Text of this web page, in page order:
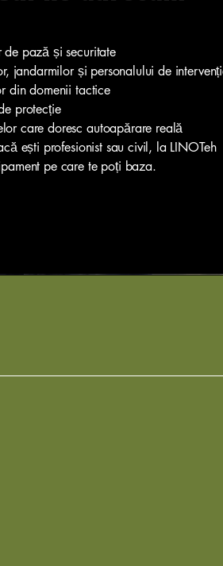
pază și securitate
jandarmilor și personalului de
din domenii tactice
protecție
care doresc autoapărare reală
ești profesionist sau civil, la LINOTeh
pe care te poți baza.